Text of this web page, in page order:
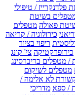
/ טיפולי
בשיטת
פאולה מטפלים
כירולוגיה / קריאה
ריפוי בציור
כירופרקטיקה צי' קונג
מטפלים בריברסינג
מטפלים לשיקום
לא אלימה /
/ ספא מדריכי